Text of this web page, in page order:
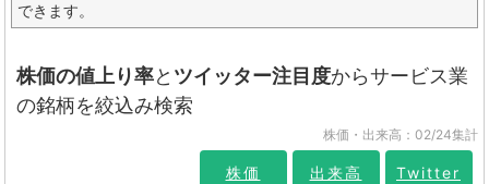
できます。
株価の値上り率と ツイッター注目度からサービス業
の銘柄を絞込み検索
株価・出来高：02/24集計
株価 出来高 Twitter